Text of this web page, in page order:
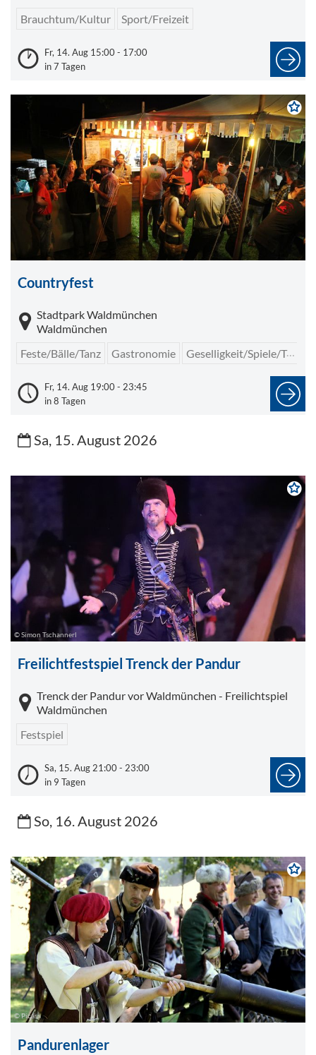
Brauchtum/Kultur
Sport/Freizeit
Fr, 14. Aug 15:00 - 17:00
in 7 Tagen
Countryfest
Stadtpark Waldmünchen
Waldmünchen
Feste/Bälle/Tanz
Gastronomie Geselligkeit/Spiele/Treffen
Fr, 14. Aug 19:00 - 23:45
in 8 Tagen
Sa, 15. August 2026
© Simon Tschannerl
Freilichtfestspiel Trenck der Pandur
Trenck der Pandur vor Waldmünchen - Freilichtspiel
Waldmünchen
Festspiel
Sa, 15. Aug 21:00 - 23:00
in 9 Tagen
So, 16. August 2026
© Picasa
Pandurenlager